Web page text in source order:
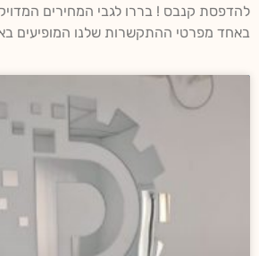
להדפסת קנבס ! בררו לגבי המחירים
באחד מפרטי ההתקשרות שלנו המופיעים